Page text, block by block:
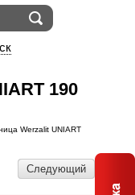
190
Werzalit UNIART
Следующий